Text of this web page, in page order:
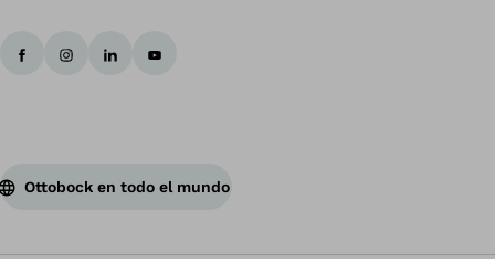
Ottobock en todo el mundo